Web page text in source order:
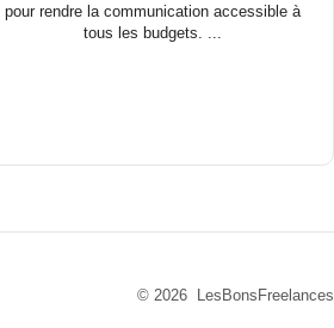
pour rendre la communication accessible à
tous les budgets. ...
© 2026 LesBonsFreelances